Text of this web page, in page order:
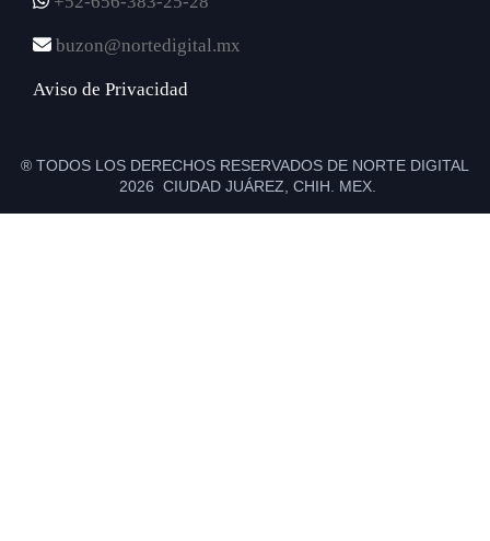
buzon@nortedigital.mx
Aviso de Privacidad
® TODOS LOS DERECHOS RESERVADOS DE NORTE DIGITAL
2026 CIUDAD JUÁREZ, CHIH. MEX.